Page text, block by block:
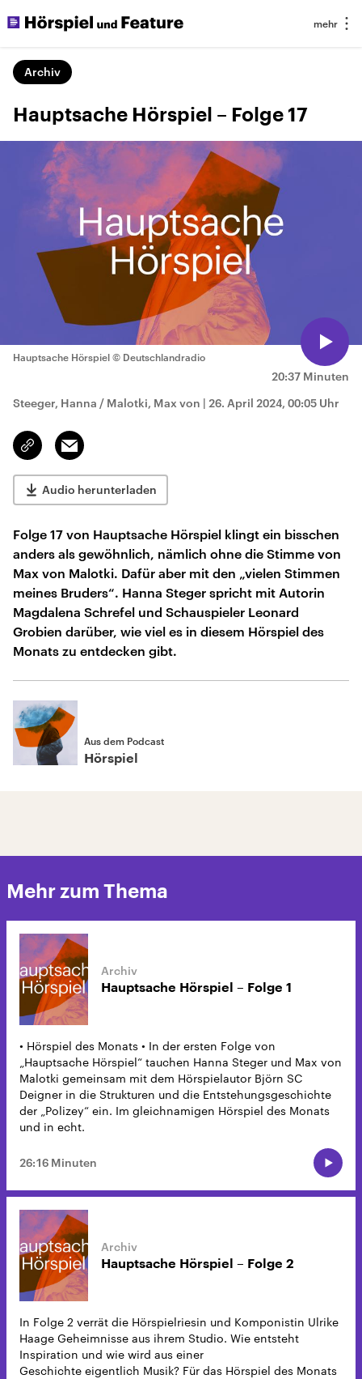
Archiv
Hauptsache Hörspiel – Folge 17
20:37 Minuten
Hauptsache Hörspiel © Deutschlandradio
Steeger, Hanna / Malotki, Max von | 26. April 2024, 00:05 Uhr
Link
kopieren/teilen
Email
Audio herunterladen
Folge 17 von Hauptsache Hörspiel klingt ein bisschen
anders als gewöhnlich, nämlich ohne die Stimme von
Max von Malotki. Dafür aber mit den „vielen Stimmen
meines Bruders“. Hanna Steger spricht mit Autorin
Magdalena Schrefel und Schauspieler Leonard
Grobien darüber, wie viel es in diesem Hörspiel des
Monats zu entdecken gibt.
Aus dem Podcast
Hörspiel
Mehr zum Thema
Hauptsache Hörspiel – Folge 1
• Hörspiel des Monats • In der ersten Folge von
„Hauptsache Hörspiel“ tauchen Hanna Steger und Max von
Malotki gemeinsam mit dem Hörspielautor Björn SC
Deigner in die Strukturen und die Entstehungsgeschichte
der „Polizey“ ein. Im gleichnamigen Hörspiel des Monats
und in echt.
26:16 Minuten
Hauptsache Hörspiel – Folge 2
In Folge 2 verrät die Hörspielriesin und Komponistin Ulrike
Haage Geheimnisse aus ihrem Studio. Wie entsteht
Inspiration und wie wird aus einer
Geschichte eigentlich Musik? Für das Hörspiel des Monats